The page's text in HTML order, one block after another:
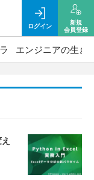
ログイン
新規
会員登録
エンジニアの生き